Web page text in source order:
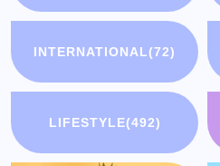
INTERNATIONAL(72)
LIFESTYLE(492)